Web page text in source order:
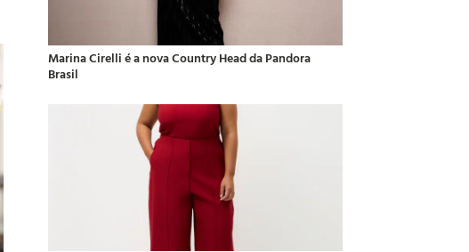
Marina Cirelli é a nova Country Head da Pandora
Brasil